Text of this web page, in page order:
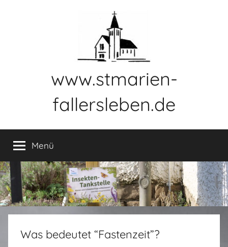
www.stmarien-
fallersleben.de
Menü
Was bedeutet “Fastenzeit”?